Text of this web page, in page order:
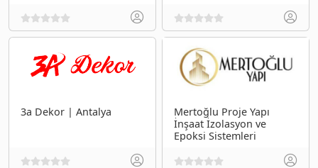
3a Dekor | Antalya
Mertoğlu Proje Yapı
İnşaat İzolasyon ve
Epoksi Sistemleri